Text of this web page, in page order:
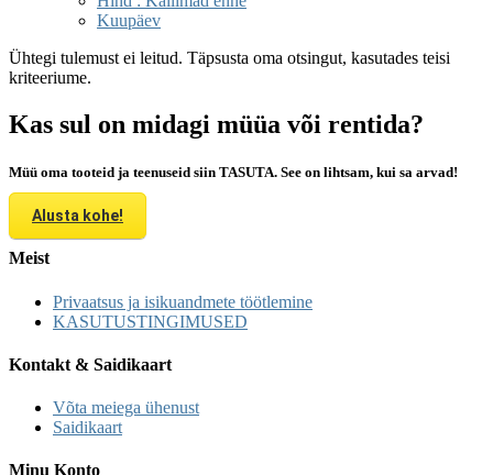
Kuupäev
Ühtegi tulemust ei leitud. Täpsusta oma otsingut, kasutades teisi
kriteeriume.
Kas sul on midagi müüa või rentida?
Müü oma tooteid ja teenuseid siin TASUTA. See on lihtsam, kui sa arvad!
Alusta kohe!
Meist
Privaatsus ja isikuandmete töötlemine
KASUTUSTINGIMUSED
Kontakt & Saidikaart
Võta meiega ühenust
Saidikaart
Minu Konto